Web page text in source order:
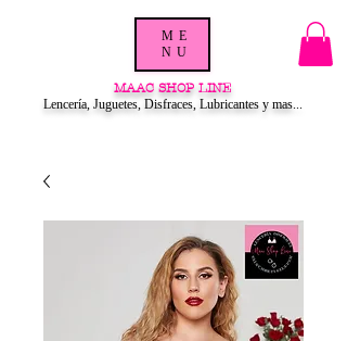
MAAC SHOP LINE
Lencería, Juguetes, Disfraces, Lubricantes y mas...
ME
NU